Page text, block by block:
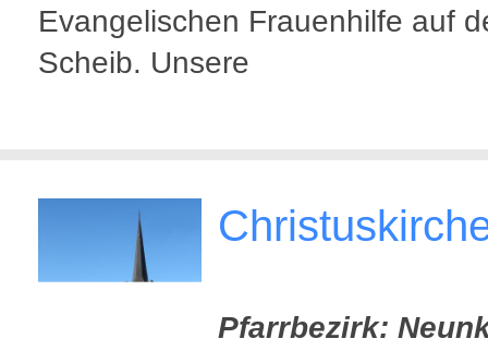
Evangelischen Frauenhilfe auf
Scheib. Unsere
Pfarrbezirk: